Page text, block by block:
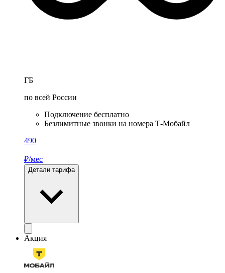
ГБ
по всей России
Подключение бесплатно
Безлимитные звонки на номера Т‑Мобайл
490
₽/мес
Детали тарифа
Акция